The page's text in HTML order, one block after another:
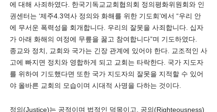
에 대해 사죄하였다. 한국기독교교회협의회 정의평화위원회와 인
권센터는 ‘제주4.3역사 정의와 화해를 위한 기도회’에서 “우리 안
에 무서운 폭력성을 회개합니다. 우리의 잘못을 사죄합니다. 십자
가 아래 화해의 여정에 무릎을 꿇고 참여합니다”며 기도하였다.
종교와 정치, 교회와 국가는 긴장 관계에 있어야 한다. 교조적인 사
고에 빠지면 정치와 영합하게 되고 교회는 타락한다. 국가 지도자
를 위하여 기도했다면 또한 국가 지도자의 잘못을 지적할 수 있어
야 올바른 교회의 모습이며 시대적 사명을 다하는 것이다.
정의(Justice)는 공적이며 법적인 덕목이고, 공의(Righteousness)